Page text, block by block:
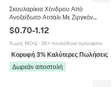
Σκουλαρίκια Χόνδρου Από
Ανοξείδωτο Ατσάλι Με Ζιργκόν
Σταυρός Αστέρι Καρδιά Φεγγάρι
Σχήμα Κομψά Κοσμήματα
$0.70-1.12
Χωρίς MOQ · 3K+ πουλήθηκε πρόσφατα
Κορυφή 3% Καλύτερες Πωλήσεις
Δωρεάν αποστολή